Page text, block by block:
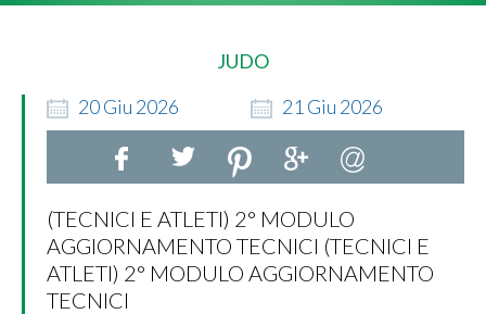
JUDO
20Giu 2026 21 Giu 2026
(TECNICI E ATLETI) 2° MODULO
AGGIORNAMENTO TECNICI (TECNICI E
ATLETI) 2° MODULO AGGIORNAMENTO
TECNICI